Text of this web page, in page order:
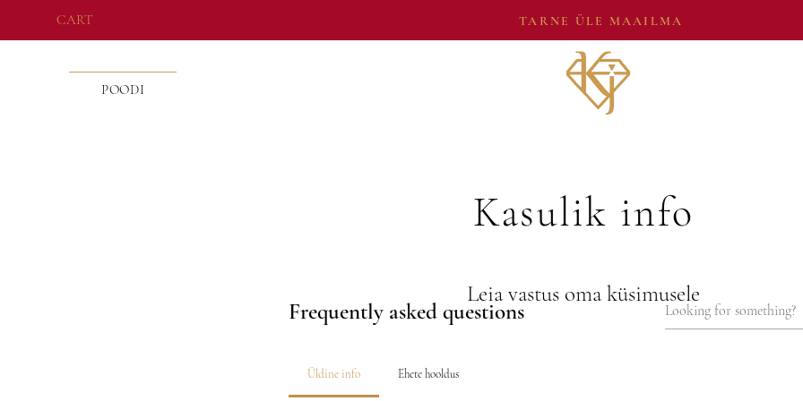
CART TARNE ÜLE MAAILMA
POODI
Kasulik info
Frequently asked questions
Üldine info Ehete hooldus
Leia vastus oma küsimusele